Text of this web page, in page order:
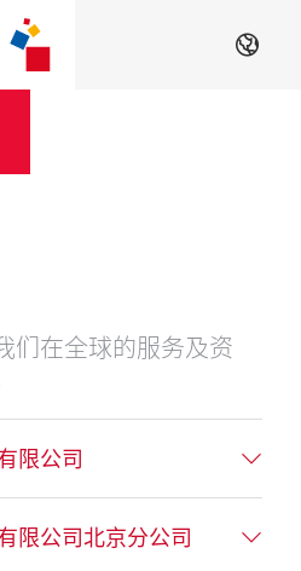
ZH
们在全球的服务及资
限公司
限公司北京分公司